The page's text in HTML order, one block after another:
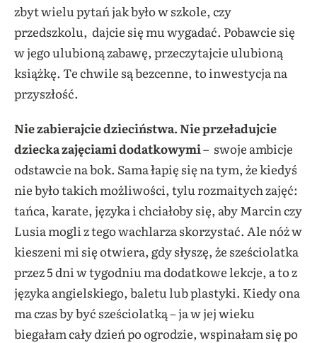
zbyt wielu pytań jak było w szkole, czy
przedszkolu, dajcie się mu wygadać. Pobawcie się
w jego ulubioną zabawę, przeczytajcie ulubioną
książkę. Te chwile są bezcenne, to inwestycja na
przyszłość.
Nie zabierajcie dzieciństwa. Nie przeładujcie
dziecka zajęciami dodatkowymi– swoje ambicje
odstawcie na bok. Sama łapię się na tym, że kiedyś
nie było takich możliwości, tylu rozmaitych zajęć:
tańca, karate, języka i chciałoby się, aby Marcin czy
Lusia mogli z tego wachlarza skorzystać. Ale nóż w
kieszeni mi się otwiera, gdy słyszę, że sześciolatka
przez 5 dni w tygodniu ma dodatkowe lekcje, a to z
języka angielskiego, baletu lub plastyki. Kiedy ona
ma czas by być sześciolatką – ja w jej wieku
biegałam cały dzień po ogrodzie, wspinałam się po